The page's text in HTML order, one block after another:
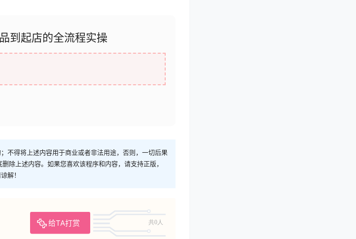
到起店的全流程实操
不得将上述内容用于商业或者非法用途，否则，一切后果
除上述内容。如果您喜欢该程序和内容，请支持正版，
解！
给TA打赏 共0人